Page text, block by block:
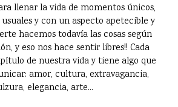
llenar la vida de momentos únicos,
y con un aspecto apetecible y
hacemos todavía las cosas según
y eso nos hace sentir libres!! Cada
de nuestra vida y tiene algo que
amor, cultura, extravagancia,
elegancia, arte...